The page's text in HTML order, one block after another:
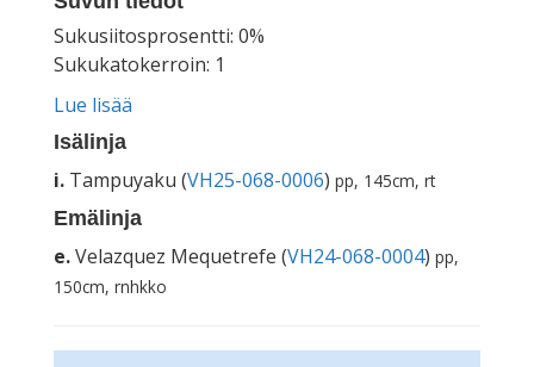
Sukusiitosprosentti: 0%
Sukukatokerroin: 1
Lue lisää
Isälinja
i. Tampuyaku (VH25-068-0006) pp, 145cm, rt
Emälinja
e.Velazquez Mequetrefe (VH24-068-0004) pp,
150cm, rnhkko